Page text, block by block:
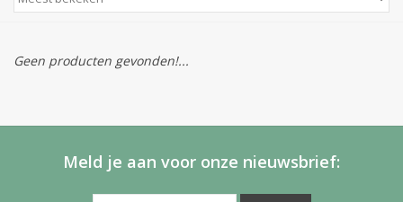
Geen producten gevonden!...
Meld je aan voor onze nieuwsbrief: